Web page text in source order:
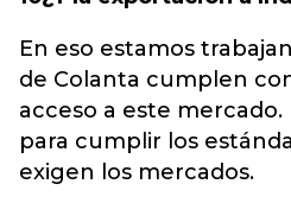
En eso estamos
de Colanta cumplen
acceso a este
para cumplir los
exigen los mercados.